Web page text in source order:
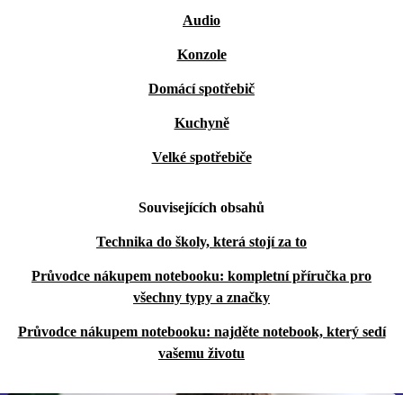
Audio
Konzole
Domácí spotřebič
Kuchyně
Velké spotřebiče
Souvisejících obsahů
Technika do školy, která stojí za to
Průvodce nákupem notebooku: kompletní příručka pro
všechny typy a značky
Průvodce nákupem notebooku: najděte notebook, který sedí
vašemu životu